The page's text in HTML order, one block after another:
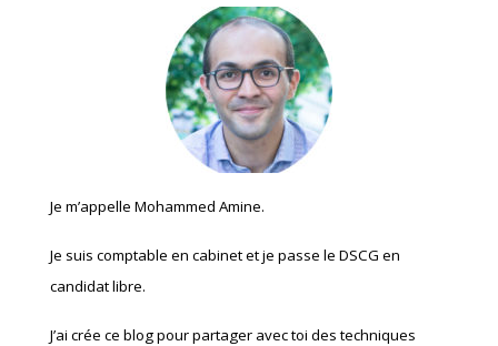
Je m’appelle Mohammed Amine.
Je suis comptable en cabinet et je passe le DSCG en
candidat libre.
J’ai crée ce blog pour partager avec toi des techniques